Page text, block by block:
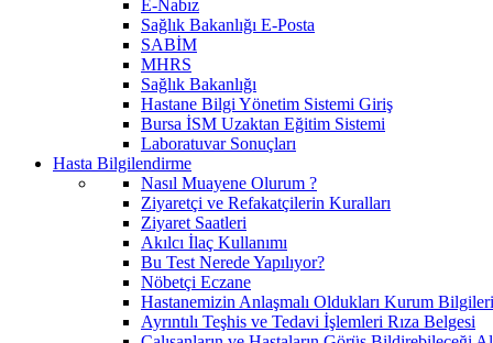
E-Nabız
Sağlık Bakanlığı E-Posta
SABİM
MHRS
Sağlık Bakanlığı
Hastane Bilgi Yönetim Sistemi Giriş
Bursa İSM Uzaktan Eğitim Sistemi
Laboratuvar Sonuçları
Hasta Bilgilendirme
Nasıl Muayene Olurum ?
Ziyaretçi ve Refakatçilerin Kuralları
Ziyaret Saatleri
Akılcı İlaç Kullanımı
Bu Test Nerede Yapılıyor?
Nöbetçi Eczane
Hastanemizin Anlaşmalı Oldukları Kurum Bilgileri
Ayrıntılı Teşhis ve Tedavi İşlemleri Rıza Belgesi